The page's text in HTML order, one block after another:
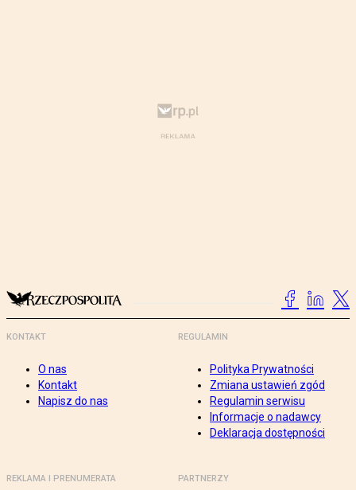
KONTAKT
O nas
Kontakt
Napisz do nas
REGULAMIN
Polityka Prywatności
Zmiana ustawień zgód
Regulamin serwisu
Informacje o nadawcy
Deklaracja dostępności
REKLAMA I PRENUMERATA PARTNERZY